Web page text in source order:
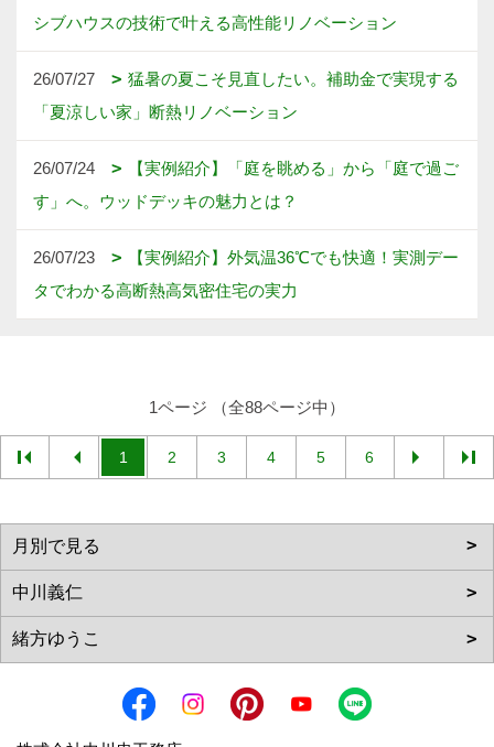
シブハウスの技術で叶える高性能リノベーション
26/07/27
猛暑の夏こそ見直したい。補助金で実現する
「夏涼しい家」断熱リノベーション
26/07/24
【実例紹介】「庭を眺める」から「庭で過ご
す」へ。ウッドデッキの魅力とは？
26/07/23
【実例紹介】外気温36℃でも快適！実測デー
タでわかる高断熱高気密住宅の実力
1ページ （全88ページ中）
1 2 3 4 5 6